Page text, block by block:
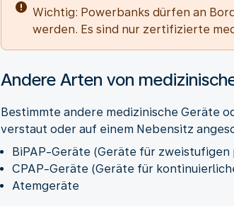
Wichtig: Powerbanks dürfen an
werden. Es sind nur zertifizierte
Andere Arten von
Bestimmte andere medizinische Geräte
verstaut oder auf einem Nebensitz
BiPAP-Geräte (Geräte für
CPAP-Geräte (Geräte für
Atemgeräte